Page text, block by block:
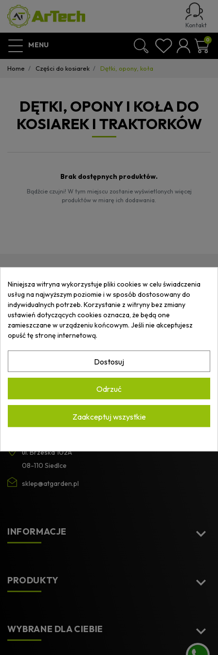
Kontakt
MENU
0
Home Części do kosiarek Dętki, opony, koła
DĘTKI, OPONY I KOŁA DO
KOSIAREK I TRAKTORKÓW
Brak dostępnych produktów.
Bądźcie czujni! W tym miejscu zostanie wyświetlonych więcej
produktów w miarę ich dodawania.
ZAPISZ SIĘ DONEWSLETTERAI
OTRZYMUJINFORMACJEO
NOWOŚCIACH I PROMOCJACH.
Politykę prywatności.
ARTECH ARKADIUSZ WASILUK
ul. Brzeska 102A
08-110 Siedlce
sklep@atgarden.pl
INFORMACJE 
PRODUKTY 
WYBRANE DLA CIEBIE 
Niniejsza witryna wykorzystuje pliki cookies w celu świadczenia
usług na najwyższym poziomie i w sposób dostosowany do
indywidualnych potrzeb. Korzystanie z witryny bez zmiany
ustawień dotyczących cookies oznacza, że będą one
zamieszczane w urządzeniu końcowym. Jeśli nie akceptujesz
opuść tę stronę internetową.
Dostosuj
Odrzuć
Zaakceptuj wszystkie